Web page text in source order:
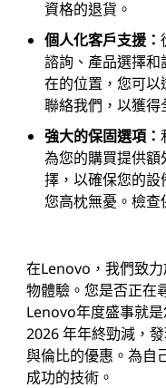
資格的退貨。
個人化客戶支援：
諮詢、產品選擇
在的位置，您可
聯絡我們，以獲得
強大的保固選項：
為您的購買提供
擇，以確保您的
您高枕無憂。檢查
在Lenovo，我們致
物體驗。您是否正在
Lenovo年度盛事就
2026 年年終勁減，
與倫比的優惠。為自
成功的技術。